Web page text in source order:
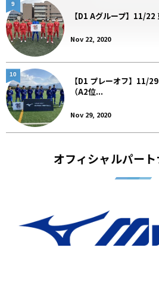
【D1 Aグループ】11/
Nov 22, 2020
9
【D1 プレーオフ】11/
（A2位...
Nov 29, 2020
10
オフィシャルパー